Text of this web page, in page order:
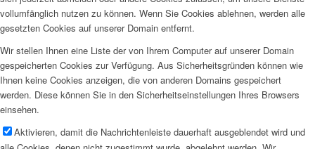
vollumfänglich nutzen zu können. Wenn Sie Cookies ablehnen, werden alle
gesetzten Cookies auf unserer Domain entfernt.
Wir stellen Ihnen eine Liste der von Ihrem Computer auf unserer Domain
gespeicherten Cookies zur Verfügung. Aus Sicherheitsgründen können wie
Ihnen keine Cookies anzeigen, die von anderen Domains gespeichert
werden. Diese können Sie in den Sicherheitseinstellungen Ihres Browsers
einsehen.
Aktivieren, damit die Nachrichtenleiste dauerhaft ausgeblendet wird und